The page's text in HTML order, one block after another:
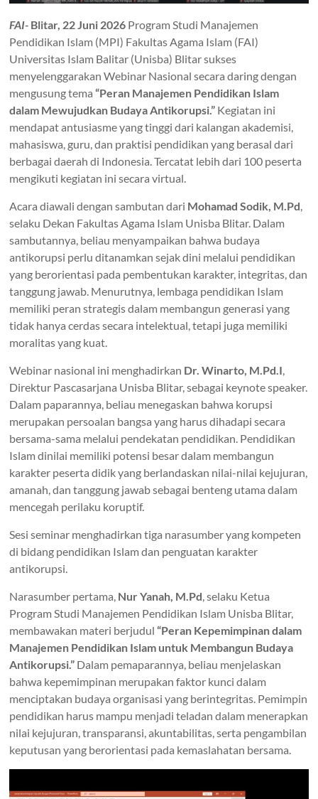
FAI- Blitar, 22 Juni 2026 Program Studi Manajemen
Pendidikan Islam (MPI) Fakultas Agama Islam (FAI)
Universitas Islam Balitar (Unisba) Blitar sukses
menyelenggarakan Webinar Nasional secara daring dengan
mengusung tema“Peran Manajemen Pendidikan Islam
dalam Mewujudkan Budaya Antikorupsi.” Kegiatan ini
mendapat antusiasme yang tinggi dari kalangan akademisi,
mahasiswa, guru, dan praktisi pendidikan yang berasal dari
berbagai daerah di Indonesia. Tercatat lebih dari 100 peserta
mengikuti kegiatan ini secara virtual.
Acara diawali dengan sambutan dari Mohamad Sodik, M.Pd
selaku Dekan Fakultas Agama Islam Unisba Blitar. Dalam
sambutannya, beliau menyampaikan bahwa budaya
antikorupsi perlu ditanamkan sejak dini melalui pendidikan
yang berorientasi pada pembentukan karakter, integritas, dan
tanggung jawab. Menurutnya, lembaga pendidikan Islam
memiliki peran strategis dalam membangun generasi yang
tidak hanya cerdas secara intelektual, tetapi juga memiliki
moralitas yang kuat.
Webinar nasional ini menghadirkan Dr. Winarto, M.Pd.I
Direktur Pascasarjana Unisba Blitar, sebagai keynote speaker.
Dalam paparannya, beliau menegaskan bahwa korupsi
merupakan persoalan bangsa yang harus dihadapi secara
bersama-sama melalui pendekatan pendidikan. Pendidikan
Islam dinilai memiliki potensi besar dalam membangun
karakter peserta didik yang berlandaskan nilai-nilai kejujuran,
amanah, dan tanggung jawab sebagai benteng utama dalam
mencegah perilaku koruptif.
Sesi seminar menghadirkan tiga narasumber yang kompeten
di bidang pendidikan Islam dan penguatan karakter
antikorupsi.
Narasumber pertama, Nur Yanah, M.Pd , selaku Ketua
Program Studi Manajemen Pendidikan Islam Unisba Blitar,
membawakan materi berjudul“Peran Kepemimpinan dalam
Manajemen Pendidikan Islam untuk Membangun Budaya
Antikorupsi.” Dalam pemaparannya, beliau menjelaskan
bahwa kepemimpinan merupakan faktor kunci dalam
menciptakan budaya organisasi yang berintegritas. Pemimpin
pendidikan harus mampu menjadi teladan dalam menerapkan
nilai kejujuran, transparansi, akuntabilitas, serta pengambilan
keputusan yang berorientasi pada kemaslahatan bersama.